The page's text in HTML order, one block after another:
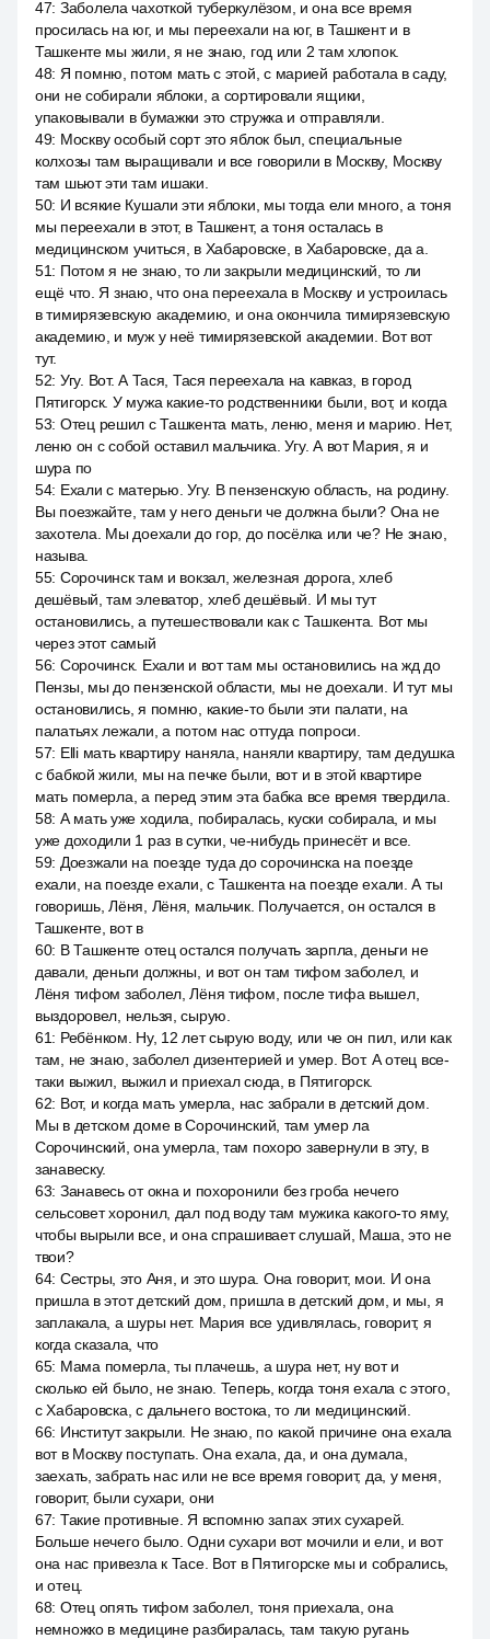
47: Заболела чахоткой туберкулёзом, и она все время
просилась на юг, и мы переехали на юг, в Ташкент и в
Ташкенте мы жили, я не знаю, год или 2 там хлопок.
48: Я помню, потом мать с этой, с марией работала в саду,
они не собирали яблоки, а сортировали ящики,
упаковывали в бумажки это стружка и отправляли.
49: Москву особый сорт это яблок был, специальные
колхозы там выращивали и все говорили в Москву, Москву
там шьют эти там ишаки.
50: И всякие Кушали эти яблоки, мы тогда ели много, а тоня
мы переехали в этот, в Ташкент, а тоня осталась в
медицинском учиться, в Хабаровске, в Хабаровске, да а.
51: Потом я не знаю, то ли закрыли медицинский, то ли
ещё что. Я знаю, что она переехала в Москву и устроилась
в тимирязевскую академию, и она окончила тимирязевскую
академию, и муж у неё тимирязевской академии. Вот вот
тут.
52: Угу. Вот. А Тася, Тася переехала на кавказ, в город
Пятигорск. У мужа какие-то родственники были, вот, и когда
53: Отец решил с Ташкента мать, леню, меня и марию. Нет,
леню он с собой оставил мальчика. Угу. А вот Мария, я и
шура по
54: Ехали с матерью. Угу. В пензенскую область, на родину.
Вы поезжайте, там у него деньги че должна были? Она не
захотела. Мы доехали до гор, до посёлка или че? Не знаю,
называ.
55: Сорочинск там и вокзал, железная дорога, хлеб
дешёвый, там элеватор, хлеб дешёвый. И мы тут
остановились, а путешествовали как с Ташкента. Вот мы
через этот самый
56: Сорочинск. Ехали и вот там мы остановились на жд до
Пензы, мы до пензенской области, мы не доехали. И тут мы
остановились, я помню, какие-то были эти палати, на
палатьях лежали, а потом нас оттуда попроси.
57: Elli мать квартиру наняла, наняли квартиру, там дедушка
с бабкой жили, мы на печке были, вот и в этой квартире
мать померла, а перед этим эта бабка все время твердила.
58: А мать уже ходила, побиралась, куски собирала, и мы
уже доходили 1 раз в сутки, че-нибудь принесёт и все.
59: Доезжали на поезде туда до сорочинска на поезде
ехали, на поезде ехали, с Ташкента на поезде ехали. А ты
говоришь, Лёня, Лёня, мальчик. Получается, он остался в
Ташкенте, вот в
60: В Ташкенте отец остался получать зарпла, деньги не
давали, деньги должны, и вот он там тифом заболел, и
Лёня тифом заболел, Лёня тифом, после тифа вышел,
выздоровел, нельзя, сырую.
61: Ребёнком. Ну, 12 лет сырую воду, или че он пил, или как
там, не знаю, заболел дизентерией и умер. Вот. А отец все-
таки выжил, выжил и приехал сюда, в Пятигорск.
62: Вот, и когда мать умерла, нас забрали в детский дом.
Мы в детском доме в Сорочинский, там умер ла
Сорочинский, она умерла, там похоро завернули в эту, в
занавеску.
63: Занавесь от окна и похоронили без гроба нечего
сельсовет хоронил, дал под воду там мужика какого-то яму,
чтобы вырыли все, и она спрашивает слушай, Маша, это не
твои?
64: Сестры, это Аня, и это шура. Она говорит, мои. И она
пришла в этот детский дом, пришла в детский дом, и мы, я
заплакала, а шуры нет. Мария все удивлялась, говорит, я
когда сказала, что
65: Мама померла, ты плачешь, а шура нет, ну вот и
сколько ей было, не знаю. Теперь, когда тоня ехала с этого,
с Хабаровска, с дальнего востока, то ли медицинский.
66: Институт закрыли. Не знаю, по какой причине она ехала
вот в Москву поступать. Она ехала, да, и она думала,
заехать, забрать нас или не все время говорит, да, у меня,
говорит, были сухари, они
67: Такие противные. Я вспомню запах этих сухарей.
Больше нечего было. Одни сухари вот мочили и ели, и вот
она нас привезла к Тасе. Вот в Пятигорске мы и собрались,
и отец.
68: Отец опять тифом заболел, тоня приехала, она
немножко в медицине разбиралась, там такую ругань